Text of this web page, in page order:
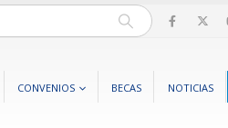
CONVENIOS BECAS NOTICIAS